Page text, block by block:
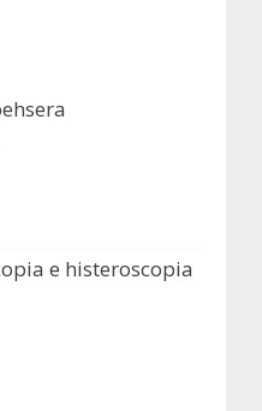
e histeroscopia